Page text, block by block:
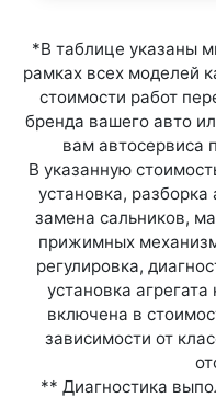
*В таблице указаны
рамках всех моделей
стоимости работ
бренда вашего авто
вам автосервиса
В указанную
установка, разборка
замена сальников,
прижимных
регулировка,
установка
включена в
зависимости от
** Диагностика